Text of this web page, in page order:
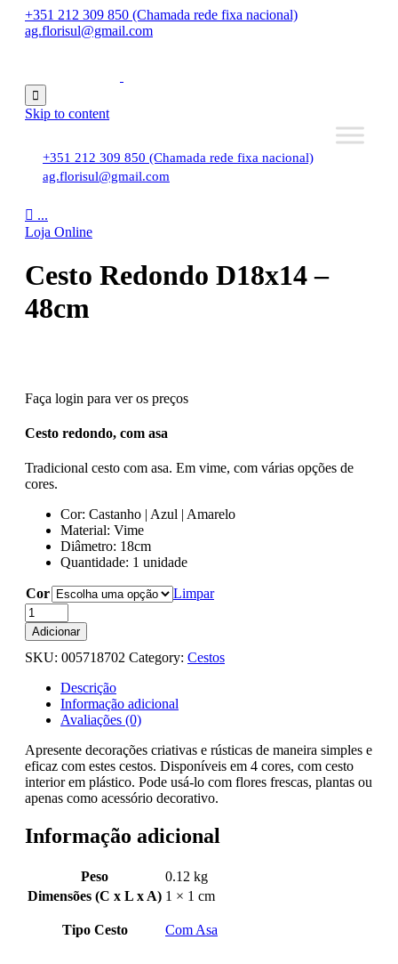
+351 212 309 850 (Chamada rede fixa nacional)
ag.florisul@gmail.com

Skip to content
+351 212 309 850 (Chamada rede fixa nacional)
ag.florisul@gmail.com
 ...
Loja Online
Cesto Redondo D18x14 –
48cm
Faça login para ver os preços
Cesto redondo, com asa
Tradicional cesto com asa. Em vime, com várias opções de
cores.
Cor: Castanho | Azul | Amarelo
Material: Vime
Diâmetro: 18cm
Quantidade: 1 unidade
Cor
Limpar
Quantidade
de
Cesto
Redondo
48cm
Adicionar
SKU: 005718702 Category: Cestos
Descrição
Informação adicional
Avaliações (0)
Apresente decorações criativas e rústicas de maneira simples e
eficaz com estes cestos. Disponíveis em 4 cores, com cesto
interior em plástico. Pode usá-lo com flores frescas, plantas ou
apenas como acessório decorativo.
Informação adicional
Peso
0.12 kg
Dimensões (C x L x A) 1 × 1 cm
Tipo Cesto Com Asa